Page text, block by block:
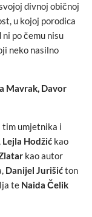
divnoj običnoj
u kojoj porodica
po čemu nisu
neko nasilno
Mavrak, Davor
umjetnika i
Lejla Hodžić kao
kao autor
Danijel Jurišićton
te Naida Čelik